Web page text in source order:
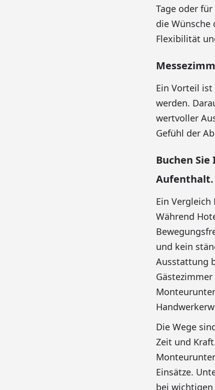
Tage oder
die
Flexibilität
Ein Vorteil
werden.
wertvoller
Gefühl der
Buchen
Aufenthalt.
Ein
Während
und kein
Ausstattung
Die Wege
Zeit und
Einsätze.
bei